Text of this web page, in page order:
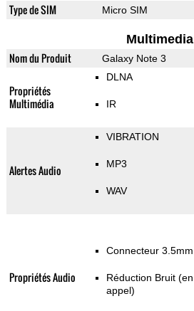
Type de SIM Micro SIM
Multimedia
Nom du Produit Galaxy Note 3
Propriétés
Multimédia
DLNA
IR
Alertes Audio
VIBRATION
MP3
WAV
Propriétés Audio
Connecteur 3.5mm
Réduction Bruit (en
appel)